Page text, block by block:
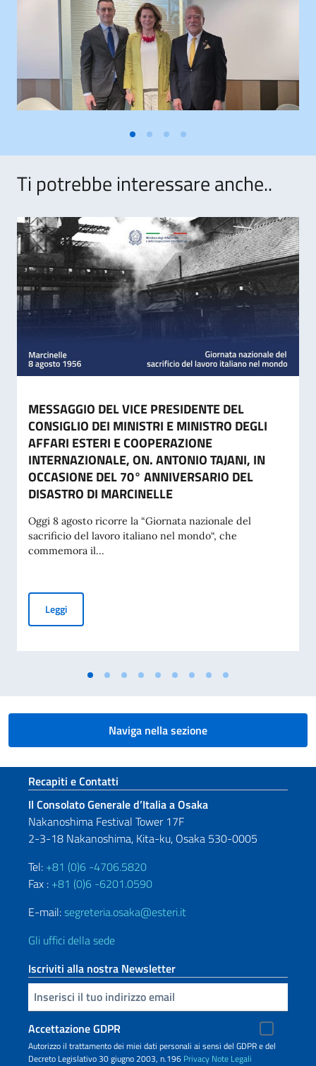
Ti potrebbe interessare anche..
MESSAGGIO DEL VICE PRESIDENTE DEL
CONSIGLIO DEI MINISTRI E MINISTRO DEGLI
AFFARI ESTERI E COOPERAZIONE
INTERNAZIONALE, ON. ANTONIO TAJANI, IN
OCCASIONE DEL 70° ANNIVERSARIO DEL
DISASTRO DI MARCINELLE
Oggi 8 agosto ricorre la “Giornata nazionale del
sacrificio del lavoro italiano nel mondo“, che
commemora il...
LeggiMESSAGGIO DEL VICE PRESIDENTE DEL CONSIGLIO DEI
Naviga nella sezione
Sezione footer
Recapiti e Contatti
Il Consolato Generale d’Italia a Osaka
Nakanoshima Festival Tower 17F
2-3-18 Nakanoshima, Kita-ku, Osaka 530-0005
Tel: +81 (0)6 -4706.5820
Fax : +81 (0)6 -6201.0590
E-mail:segreteria.osaka@esteri.it
Gli uffici della sede
Iscriviti alla nostra Newsletter
Inserisci la tua email
Accettazione GDPR
Autorizzo il trattamento dei miei dati personali ai sensi del GDPR e del
Decreto Legislativo 30 giugno 2003, n.196 Privacy Note Legali